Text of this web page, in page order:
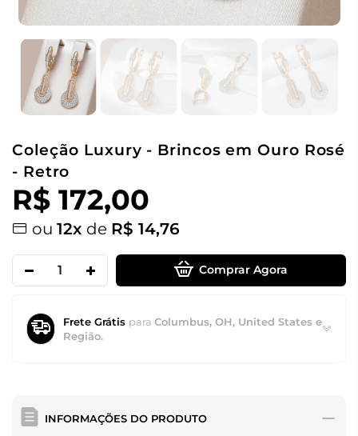
Coleção Luxury - Brincos em Ouro Rosé
- Retro
R$ 172,00
ou 12x de R$ 14,76
Comprar Agora
Frete Grátis para Columbus, OH, United States e
Região.
INFORMAÇÕES DO PRODUTO